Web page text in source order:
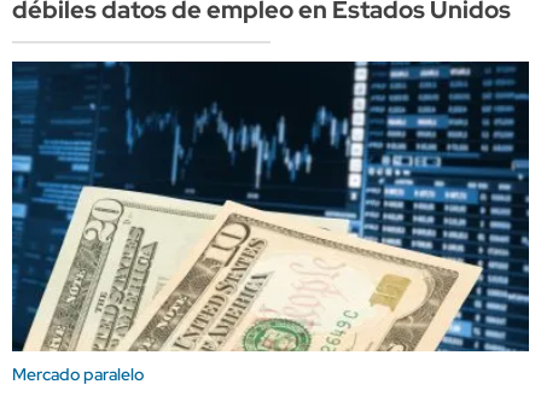
débiles datos de empleo en Estados Unidos
Mercado paralelo